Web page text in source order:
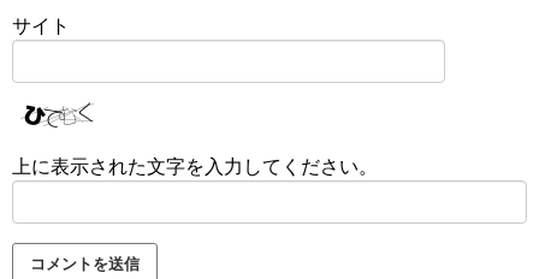
サイト
上に表示された文字を入力してください。